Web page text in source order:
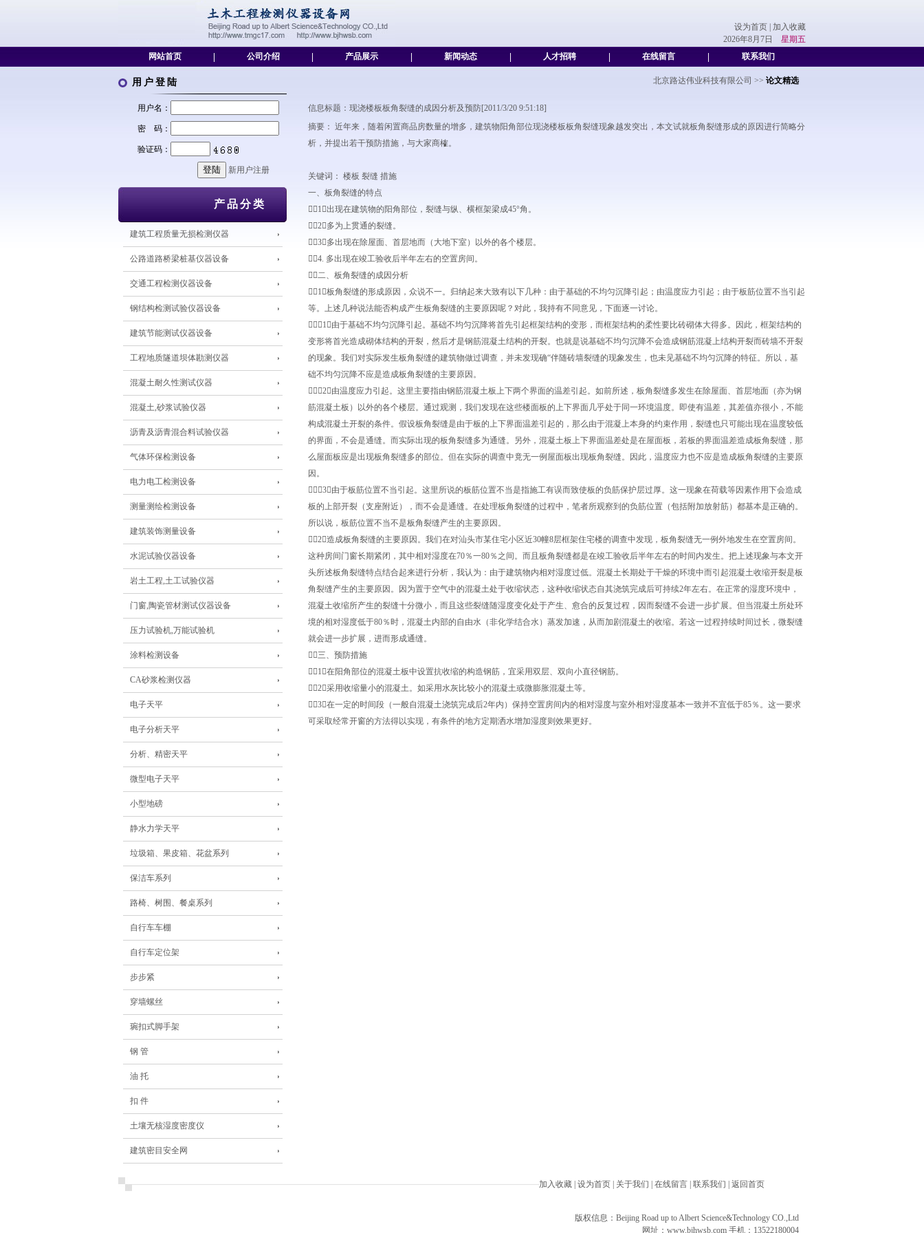
设为首页
加入收藏
2026年8月7日 星期五
网站首页
公司介绍 产品展示 新闻动态 人才招聘 在线留言 联系我们
用户登陆
用户名：
密 码：
验证码：
新用户注册
产品分类
建筑工程质量无损检测仪器
公路道路桥梁桩基仪器设备
交通工程检测仪器设备
钢结构检测试验仪器设备
建筑节能测试仪器设备
工程地质隧道坝体勘测仪器
混凝土耐久性测试仪器
混凝土,砂浆试验仪器
沥青及沥青混合料试验仪器
气体环保检测设备
电力电工检测设备
测量测绘检测设备
建筑装饰测量设备
水泥试验仪器设备
岩土工程,土工试验仪器
门窗,陶瓷管材测试仪器设备
压力试验机,万能试验机
涂料检测设备
CA砂浆检测仪器
电子天平
电子分析天平
分析、精密天平
微型电子天平
小型地磅
静水力学天平
垃圾箱、果皮箱、花盆系列
保洁车系列
路椅、树围、餐桌系列
自行车车棚
自行车定位架
步步紧
穿墙螺丝
琬扣式脚手架
钢 管
油 托
扣 件
土壤无核湿度密度仪
建筑密目安全网
北京路达伟业科技有限公司 >> 论文精选
信息标题：现浇楼板板角裂缝的成因分析及预防[2011/3/20 9:51:18]
摘要： 近年来，随着闲置商品房数量的增多，建筑物阳角部位现浇楼板板角裂缝现象越发突出，本文试就板角裂缝形成的原因进行简略分
析，并提出若干预防措施，与大家商榷。
关键词： 楼板 裂缝 措施
一、板角裂缝的特点
1．出现在建筑物的阳角部位，裂缝与纵、横框架梁成45°角。
2．多为上贯通的裂缝。
3．多出现在除屋面、首层地而（大地下室）以外的各个楼层。
4. 多出现在竣工验收后半年左右的空置房间。
二、板角裂缝的成因分析
1．板角裂缝的形成原因，众说不一。归纳起来大致有以下几种：由于基础的不均匀沉降引起；由温度应力引起；由于板筋位置不当引起
等。上述几种说法能否构成产生板角裂缝的主要原因呢？对此，我持有不同意见，下面逐一讨论。
（1）由于基础不均匀沉降引起。基础不均匀沉降将首先引起框架结构的变形，而框架结构的柔性要比砖砌体大得多。因此，框架结构的
变形将首光造成砌体结构的开裂，然后才是钢筋混凝土结构的开裂。也就是说基础不均匀沉降不会造成钢筋混凝上结构开裂而砖墙不开裂
的现象。我们对实际发生板角裂缝的建筑物做过调查，并未发现确“伴随砖墙裂缝的现象发生，也未见基础不均匀沉降的特征。所以，基
础不均匀沉降不应是造成板角裂缝的主要原因。
（2）由温度应力引起。这里主要指由钢筋混凝土板上下两个界面的温差引起。如前所述，板角裂缝多发生在除屋面、首层地面（亦为钢
筋混凝土板）以外的各个楼层。通过观测，我们发现在这些楼面板的上下界面几乎处于同一环境温度。即使有温差，其差值亦很小，不能
构成混凝土开裂的条件。假设板角裂缝是由于板的上下界面温差引起的，那么由于混凝上本身的约束作用，裂缝也只可能出现在温度较低
的界面，不会是通缝。而实际出现的板角裂缝多为通缝。另外，混凝土板上下界面温差处是在屋面板，若板的界面温差造成板角裂缝，那
么屋面板应是出现板角裂缝多的部位。但在实际的调查中竟无一例屋面板出现板角裂缝。因此，温度应力也不应是造成板角裂缝的主要原
因。
（3）由于板筋位置不当引起。这里所说的板筋位置不当是指施工有误而致使板的负筋保护层过厚。这一现象在荷载等因素作用下会造成
板的上部开裂（支座附近），而不会是通缝。在处理板角裂缝的过程中，笔者所观察到的负筋位置（包括附加放射筋）都基本是正确的。
所以说，板筋位置不当不是板角裂缝产生的主要原因。
2．造成板角裂缝的主要原因。我们在对汕头市某住宅小区近30幢8层框架住宅楼的调查中发现，板角裂缝无一例外地发生在空置房间。
这种房间门窗长期紧闭，其中相对湿度在70％一80％之间。而且板角裂缝都是在竣工验收后半年左右的时间内发生。把上述现象与本文开
头所述板角裂缝特点结合起来进行分析，我认为：由于建筑物内相对湿度过低。混凝土长期处于干燥的环境中而引起混凝土收缩开裂是板
角裂缝产生的主要原因。因为置于空气中的混凝土处于收缩状态，这种收缩状态自其浇筑完成后可持续2年左右。在正常的湿度环境中，
混凝土收缩所产生的裂缝十分微小，而且这些裂缝随湿度变化处于产生、愈合的反复过程，因而裂缝不会进一步扩展。但当混凝土所处环
境的相对湿度低于80％时，混凝土内部的自由水（非化学结合水）蒸发加速，从而加剧混凝土的收缩。若这一过程持续时间过长，微裂缝
就会进一步扩展，进而形成通缝。
三、预防措施
1．在阳角部位的混凝土板中设置抗收缩的构造钢筋，宜采用双层、双向小直径钢筋。
2．采用收缩量小的混凝土。如采用水灰比较小的混凝土或微膨胀混凝土等。
3．在一定的时间段（一般自混凝土浇筑完成后2年内）保持空置房间内的相对湿度与室外相对湿度基本一致并不宜低于85％。这一要求
可采取经常开窗的方法得以实现，有条件的地方定期洒水增加湿度则效果更好。
加入收藏 设为首页 关于我们 在线留言 联系我们 返回首页
版权信息：Beijing Road up to Albert Science&Technology CO.,Ltd
网址： www.bjhwsb.com 手机：13522180004